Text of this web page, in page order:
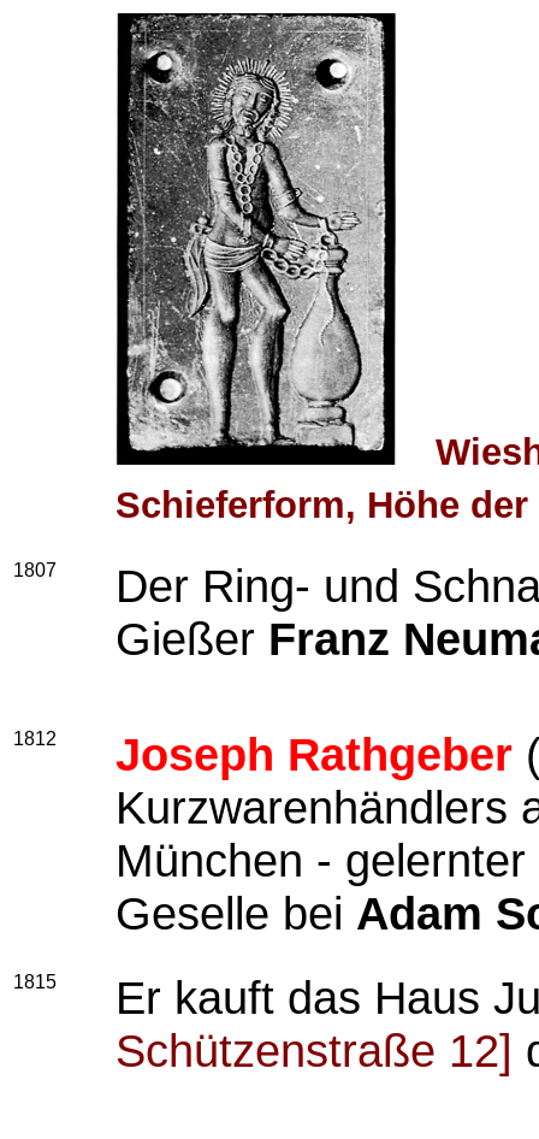
Schieferform, Höhe
1807
Der Ring- und
Gießer Franz
1812 Joseph Rathgeber
Kurzwarenhändlers
München -
Geselle bei Adam
1815
Er kauft das Haus
Schützenstraße 12]